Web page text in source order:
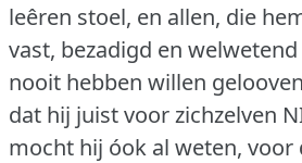
leêren stoel, en allen, die
vast, bezadigd en
nooit hebben willen
dat hij juist voor zichzelven
mocht hij óok al weten, voor